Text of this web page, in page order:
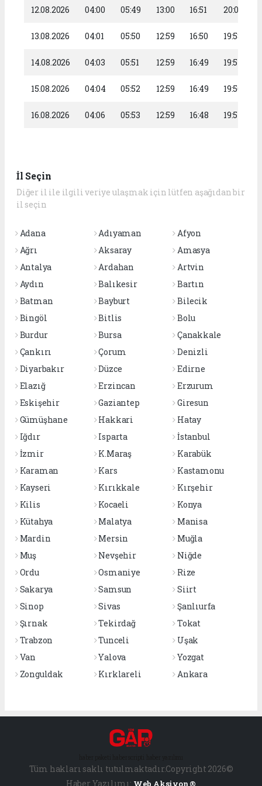
12.08.2026 04:00 05:49 13:00 16:51 20:00
13.08.2026 04:01 05:50 12:59 16:50 19:58
14.08.2026 04:03 05:51 12:59 16:49 19:57
15.08.2026 04:04 05:52 12:59 16:49 19:56
16.08.2026 04:06 05:53 12:59 16:48 19:54
İl Seçin
Diğer il ile ilgili veriye ulaşmak için lütfen aşağıdan bir
il seçin
Adana Adıyaman
Afyon
Ağrı
Aksaray
Amasya
Antalya
Ardahan
Artvin
Aydın
Balıkesir
Bartın
Batman
Bayburt
Bilecik
Bingöl
Bitlis
Bolu
Burdur
Bursa
Çanakkale
Çankırı
Çorum
Denizli
Diyarbakır
Düzce
Edirne
Elazığ
Erzincan
Erzurum
Eskişehir
Gaziantep
Giresun
Gümüşhane
Hakkari
Hatay
Iğdır
Isparta
İstanbul
İzmir
K.Maraş
Karabük
Karaman
Kars
Kastamonu
Kayseri
Kırıkkale
Kırşehir
Kilis
Kocaeli
Konya
Kütahya
Malatya
Manisa
Mardin
Mersin
Muğla
Muş
Nevşehir
Niğde
Ordu
Osmaniye
Rize
Sakarya
Samsun
Siirt
Sinop
Sivas
Şanlıurfa
Şırnak
Tekirdağ
Tokat
Trabzon
Tunceli
Uşak
Van
Yalova
Yozgat
Zonguldak
Kırklareli Ankara
Tüm hakları saklı tutulmaktadır.Copyright 2026©
Haber Yazılımı: Web Aksiyon ®